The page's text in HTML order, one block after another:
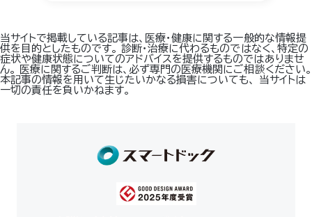
当サイトで掲載している記事は、医療・健康に関する一般的な情報提
供を目的としたものです。 診断・治療に代わるものではなく、特定の
症状や健康状態についてのアドバイスを提供するものではありませ
ん。 医療に関するご判断は、必ず専門の医療機関にご相談ください。
本記事の情報を用いて生じたいかなる損害についても、 当サイトは
一切の責任を負いかねます。